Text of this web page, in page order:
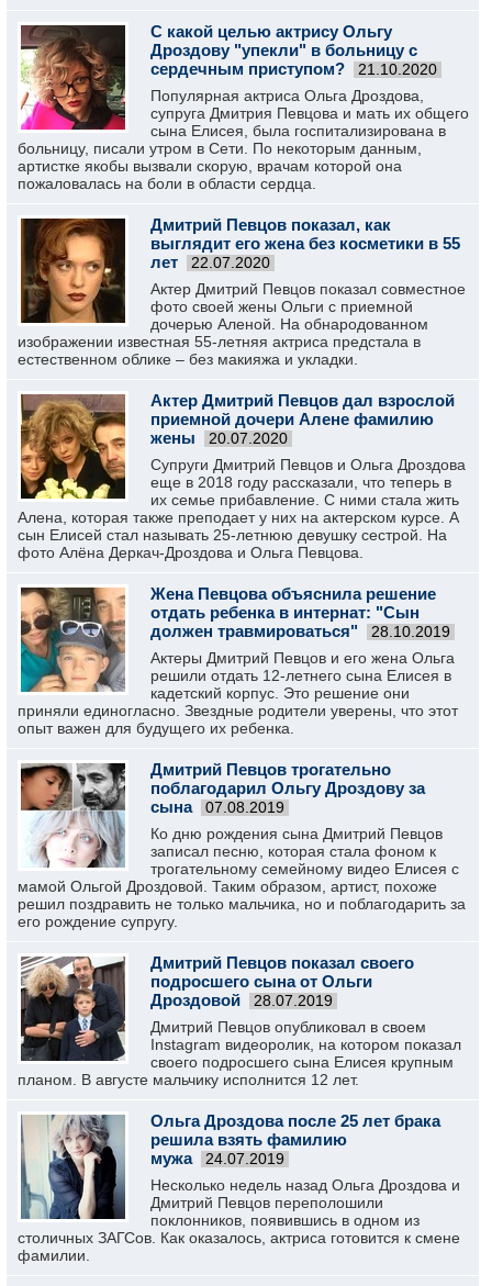
С какой целью актрису Ольгу
Дроздову "упекли" в больницу с
сердечным приступом?
21.10.2020
Популярная актриса Ольга Дроздова,
супруга Дмитрия Певцова и мать их общего
сына Елисея, была госпитализирована в
больницу, писали утром в Сети. По некоторым данным,
артистке якобы вызвали скорую, врачам которой она
пожаловалась на боли в области сердца.
Дмитрий Певцов показал, как
выглядит его жена без косметики в 55
лет
22.07.2020
Актер Дмитрий Певцов показал совместное
фото своей жены Ольги с приемной
дочерью Аленой. На обнародованном
изображении известная 55-летняя актриса предстала в
естественном облике – без макияжа и укладки.
Актер Дмитрий Певцов дал взрослой
приемной дочери Алене фамилию
жены
20.07.2020
Супруги Дмитрий Певцов и Ольга Дроздова
еще в 2018 году рассказали, что теперь в
их семье прибавление. С ними стала жить
Алена, которая также преподает у них на актерском курсе. А
сын Елисей стал называть 25-летнюю девушку сестрой. На
фото Алёна Деркач-Дроздова и Ольга Певцова.
Жена Певцова объяснила решение
отдать ребенка в интернат: "Сын
должен травмироваться"
28.10.2019
Актеры Дмитрий Певцов и его жена Ольга
решили отдать 12-летнего сына Елисея в
кадетский корпус. Это решение они
приняли единогласно. Звездные родители уверены, что этот
опыт важен для будущего их ребенка.
Дмитрий Певцов трогательно
поблагодарил Ольгу Дроздову за
сына
07.08.2019
Ко дню рождения сына Дмитрий Певцов
записал песню, которая стала фоном к
трогательному семейному видео Елисея с
мамой Ольгой Дроздовой. Таким образом, артист, похоже
решил поздравить не только мальчика, но и поблагодарить за
его рождение супругу.
Дмитрий Певцов показал своего
подросшего сына от Ольги
Дроздовой
28.07.2019
Дмитрий Певцов опубликовал в своем
Instagram видеоролик, на котором показал
своего подросшего сына Елисея крупным
планом. В августе мальчику исполнится 12 лет.
Ольга Дроздова после 25 лет брака
решила взять фамилию
мужа
24.07.2019
Несколько недель назад Ольга Дроздова и
Дмитрий Певцов переполошили
поклонников, появившись в одном из
столичных ЗАГСов. Как оказалось, актриса готовится к смене
фамилии.